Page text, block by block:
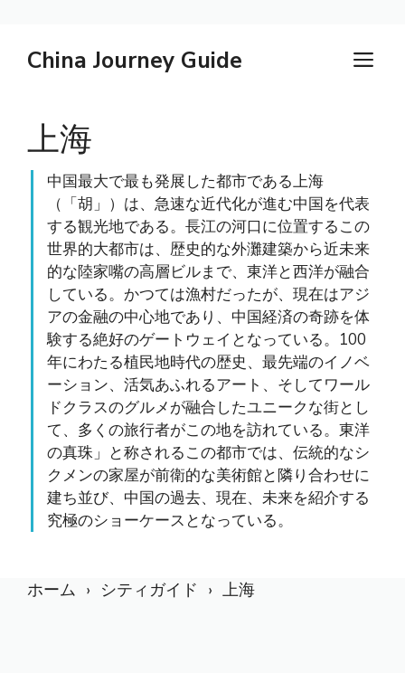
China Journey Guide
メ
上海
中国最大で最も発展した都市である上海
（「胡」）は、急速な近代化が進む中国を代表
する観光地である。長江の河口に位置するこの
世界的大都市は、歴史的な外灘建築から近未来
的な陸家嘴の高層ビルまで、東洋と西洋が融合
している。かつては漁村だったが、現在はアジ
アの金融の中心地であり、中国経済の奇跡を体
験する絶好のゲートウェイとなっている。100
年にわたる植民地時代の歴史、最先端のイノベ
ーション、活気あふれるアート、そしてワール
ドクラスのグルメが融合したユニークな街とし
て、多くの旅行者がこの地を訪れている。東洋
の真珠」と称されるこの都市では、伝統的なシ
クメンの家屋が前衛的な美術館と隣り合わせに
建ち並び、中国の過去、現在、未来を紹介する
究極のショーケースとなっている。
ホーム シティガイド 上海